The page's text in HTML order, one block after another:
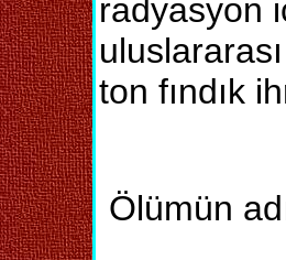
radyasyon
ton fındık
Ölümün